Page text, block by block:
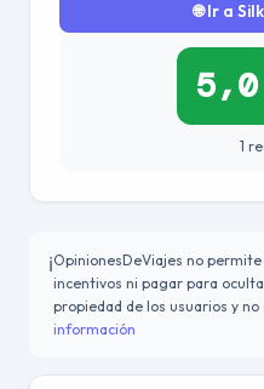
🌐 Ir a
5,0
1
ℹ️OpinionesDeViajes no
incentivos ni pagar para
propiedad de los usuarios y
información